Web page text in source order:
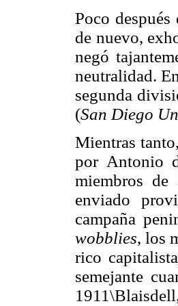
Poco
de nuevo,
negó
neutralidad.
segunda
(San Diego
Mientras
por Antonio
miembros
enviado
campaña
wobblies, los
rico
semejante